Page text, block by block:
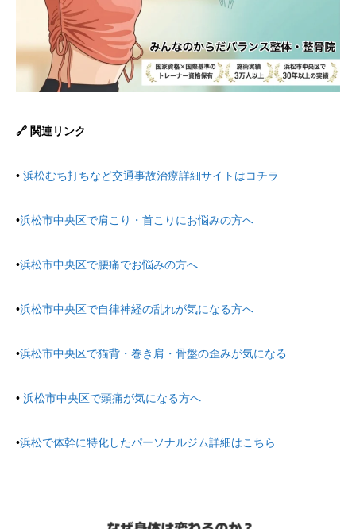
🔗 関連リンク
• 浜松むち打ちなど交通事故治療詳細サイトはコチラ
•浜松市中央区で肩こり・首こりにお悩みの方へ
•浜松市中央区で腰痛でお悩みの方へ
•浜松市中央区で自律神経の乱れが気になる方へ
•浜松市中央区で猫背・巻き肩・骨盤の歪みが気になる
• 浜松市中央区で頭痛が気になる方へ
•浜松で体幹に特化したパーソナルジム詳細はこちら